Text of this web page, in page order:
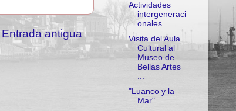
Entrada antigua
Actividades
intergeneraci
onales
Visita del Aula
Cultural al
Museo de
Bellas Artes
...
"Luanco y la
Mar"